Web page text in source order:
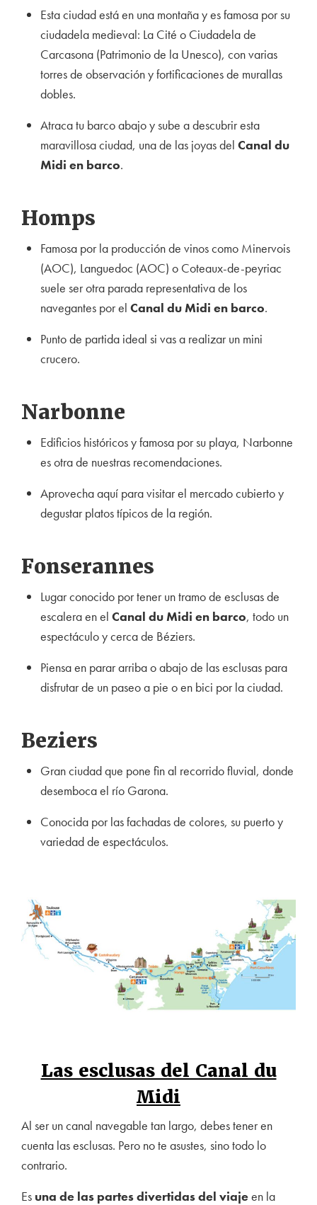
Esta ciudad está en una montaña y es famosa por su
ciudadela medieval: La Cité o Ciudadela de
Carcasona (Patrimonio de la Unesco), con varias
torres de observación y fortificaciones de murallas
dobles.
Atraca tu barco abajo y sube a descubrir esta
maravillosa ciudad, una de las joyas del Canal du
Midi en barco.
Homps
Famosa por la producción de vinos como Minervois
(AOC), Languedoc (AOC) o Coteaux-de-peyriac
suele ser otra parada representativa de los
navegantes por el Canal du Midi en barco.
Punto de partida ideal si vas a realizar un mini
crucero.
Narbonne
Edificios históricos y famosa por su playa, Narbonne
es otra de nuestras recomendaciones.
Aprovecha aquí para visitar el mercado cubierto y
degustar platos típicos de la región.
Fonserannes
Lugar conocido por tener un tramo de esclusas de
escalera en el Canal du Midi en barco, todo un
espectáculo y cerca de Béziers.
Piensa en parar arriba o abajo de las esclusas para
disfrutar de un paseo a pie o en bici por la ciudad.
Beziers
Gran ciudad que pone fin al recorrido fluvial, donde
desemboca el río Garona.
Conocida por las fachadas de colores, su puerto y
variedad de espectáculos.
Las esclusas del Canal du
Midi
Al ser un canal navegable tan largo, debes tener en
cuenta las esclusas. Pero no te asustes, sino todo lo
contrario.
Es una de las partes divertidas del viajeen la